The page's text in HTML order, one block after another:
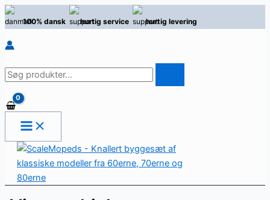
Gå
til
indholdet
100% dansk hurtig service hurtig levering
Søg
efter
produkter